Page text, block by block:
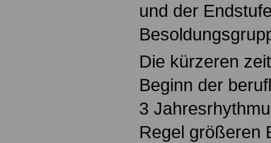
und der
Die kürzeren
Beginn der
3
Regel größeren